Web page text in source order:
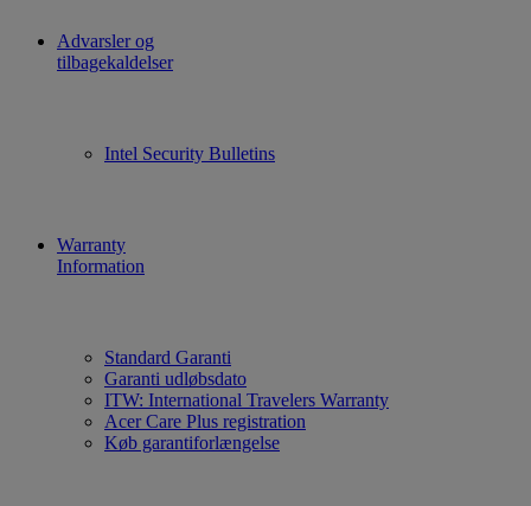
Advarsler og
tilbagekaldelser
Intel Security Bulletins
Warranty
Information
Standard Garanti
Garanti udløbsdato
ITW: International Travelers Warranty
Acer Care Plus registration
Køb garantiforlængelse